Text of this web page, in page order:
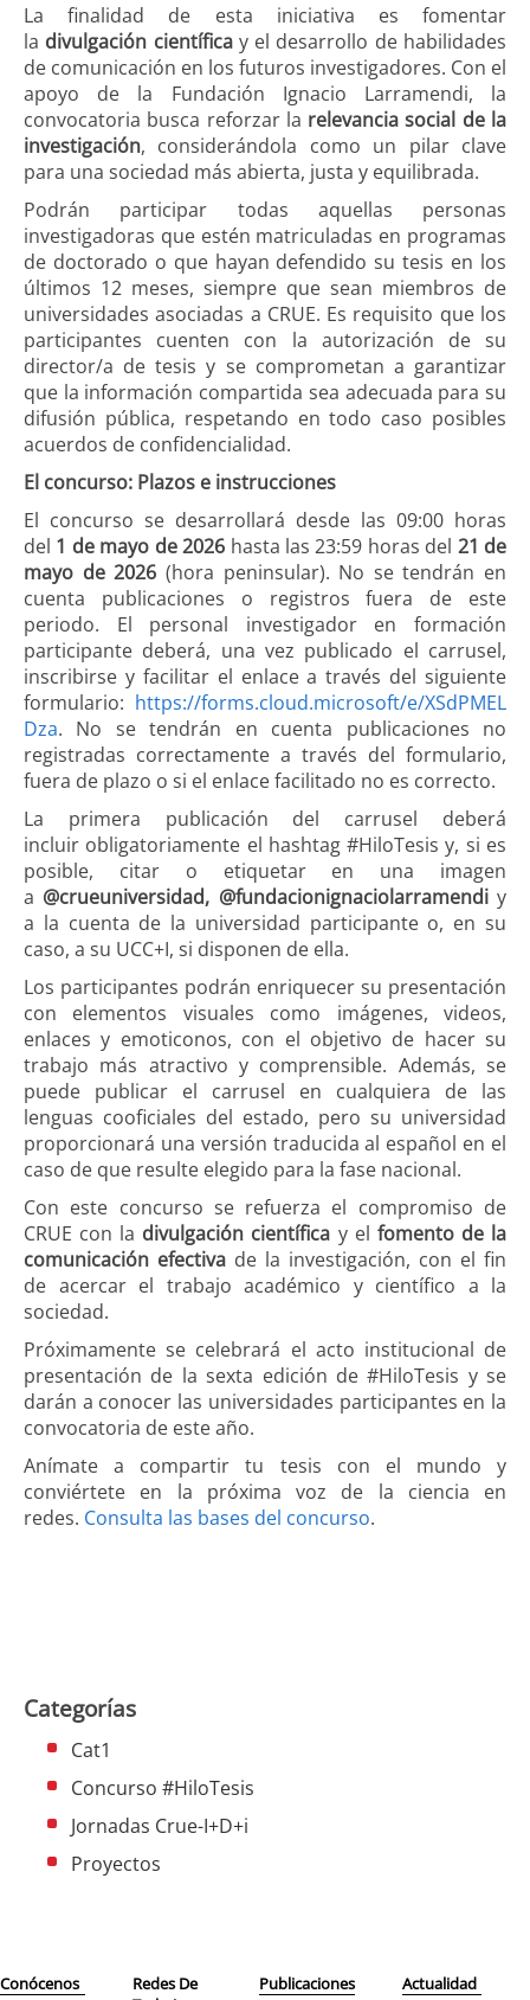
La finalidad de esta iniciativa es fomentar
la divulgación científicay el desarrollo de habilidades
de comunicación en los futuros investigadores. Con el
apoyo de la Fundación Ignacio Larramendi, la
convocatoria busca reforzar la relevancia social de la
investigación, considerándola como un pilar clave
para una sociedad más abierta, justa y equilibrada.
Podrán participar todas aquellas personas
investigadoras que estén matriculadas en programas
de doctorado o que hayan defendido su tesis en los
últimos 12 meses, siempre que sean miembros de
universidades asociadas a CRUE. Es requisito que los
participantes cuenten con la autorización de su
director/a de tesis y se comprometan a garantizar
que la información compartida sea adecuada para su
difusión pública, respetando en todo caso posibles
acuerdos de confidencialidad.
El concurso: Plazos e instrucciones
El concurso se desarrollará desde las 09:00 horas
del 1 de mayo de 2026 hasta las 23:59 horas del 21 de
mayo de 2026 (hora peninsular). No se tendrán en
cuenta publicaciones o registros fuera de este
periodo. El personal investigador en formación
participante deberá, una vez publicado el carrusel,
inscribirse y facilitar el enlace a través del siguiente
formulario: https://forms.cloud.microsoft/e/XSdPMEL
Dza. No se tendrán en cuenta publicaciones no
registradas correctamente a través del formulario,
fuera de plazo o si el enlace facilitado no es correcto.
La primera publicación del carrusel deberá
incluir obligatoriamente el hashtag #HiloTesis y, si es
posible, citar o etiquetar en una imagen
a @crueuniversidad, @fundacionignaciolarramendiy
a la cuenta de la universidad participante o, en su
caso, a su UCC+I, si disponen de ella.
Los participantes podrán enriquecer su presentación
con elementos visuales como imágenes, videos,
enlaces y emoticonos, con el objetivo de hacer su
trabajo más atractivo y comprensible. Además, se
puede publicar el carrusel en cualquiera de las
lenguas cooficiales del estado, pero su universidad
proporcionará una versión traducida al español en el
caso de que resulte elegido para la fase nacional.
Con este concurso se refuerza el compromiso de
CRUE con la divulgación científica y el fomento de la
comunicación efectiva de la investigación, con el fin
de acercar el trabajo académico y científico a la
sociedad.
Próximamente se celebrará el acto institucional de
presentación de la sexta edición de #HiloTesis y se
darán a conocer las universidades participantes en la
convocatoria de este año.
Anímate a compartir tu tesis con el mundo y
conviértete en la próxima voz de la ciencia en
redes. Consulta las bases del concurso.
Categorías
Cat1
Concurso #HiloTesis
Jornadas Crue-I+D+i
Proyectos
Conócenos
Redes De
Publicaciones
Actualidad